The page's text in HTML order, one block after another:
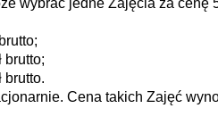
brutto;
Cena takich Zajęć